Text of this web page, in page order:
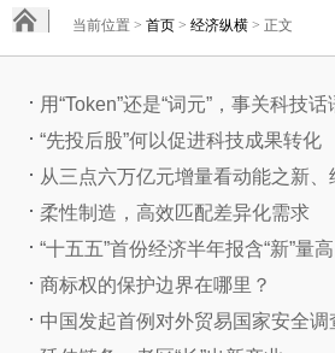
当前位置 > 首页 > 经济纵横 > 正文
用“Token”还是“词元”，事关科技话
“先投后股”何以促进科技成果转化
从三点六万亿元增量看动能之新、
柔性制造，高效匹配差异化需求
“十五五”首份经济半年报含“新”量高
商标权的保护边界在哪里？
中国发起首例对外贸易国家安全调